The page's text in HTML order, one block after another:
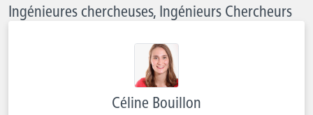
Ingénieures chercheuses, Ingénieurs Chercheurs
Céline Bouillon